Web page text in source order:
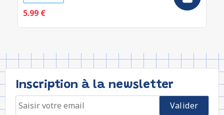
5.99 €
Inscription à la newsletter